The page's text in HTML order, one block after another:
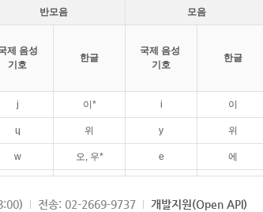
반모음 모음
제 음성
기호
한글
국제 음성
기호
한글
j 이* i 이
ɥ 위 y 위
w 오, 우* e 에
ɛ 에
전송: 02-2669-9737 개발지원(Open API)